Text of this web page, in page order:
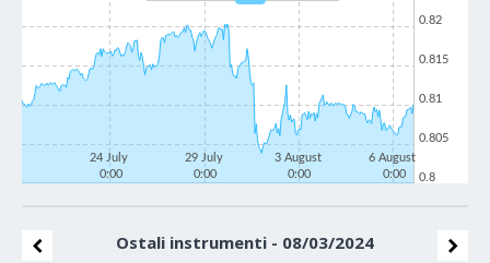
24 July
0:00
29 July
0:00
3 August
0:00
6 August
0:00
0.8
0.81
0.82
0.805
0.815
Ostali instrumenti - 08/03/2024